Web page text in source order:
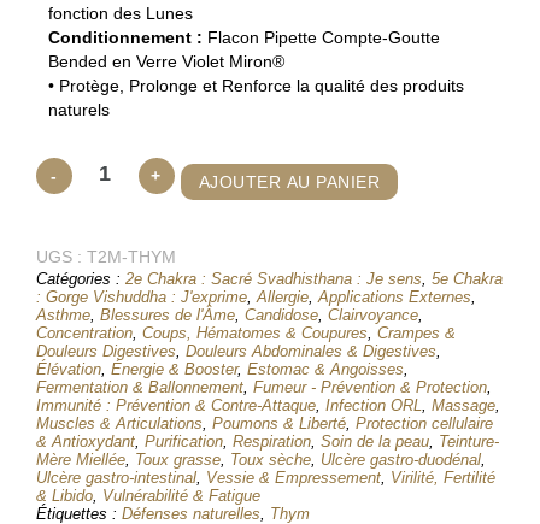
fonction des Lunes
Conditionnement : Flacon Pipette Compte-Goutte
Bended en Verre Violet Miron®
• Protège, Prolonge et Renforce la qualité des produits
naturels
-
quantité
de
Provence
- T2M
Teinture
Mère
Miellée
+ AJOUTER AU PANIER
UGS : T2M-THYM
Catégories : 2e Chakra : Sacré Svadhisthana : Je sens, 5e Chakra
: Gorge Vishuddha : J'exprime,Allergie,Applications Externes,
Asthme, Blessures de l'Âme, Candidose, Clairvoyance,
Concentration, Coups, Hématomes & Coupures, Crampes &
Douleurs Digestives, Douleurs Abdominales & Digestives,
Élévation, Énergie & Booster, Estomac & Angoisses,
Fermentation & Ballonnement, Fumeur - Prévention & Protection,
Immunité : Prévention & Contre‑Attaque, Infection ORL, Massage,
Muscles & Articulations, Poumons & Liberté, Protection cellulaire
& Antioxydant, Purification, Respiration, Soin de la peau, Teinture-
Mère Miellée, Toux grasse, Toux sèche, Ulcère gastro-duodénal,
Ulcère gastro-intestinal, Vessie & Empressement, Virilité, Fertilité
& Libido, Vulnérabilité & Fatigue
Étiquettes : Défenses naturelles, Thym